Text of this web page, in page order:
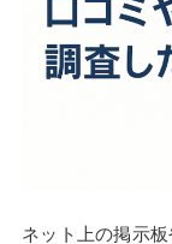
ネット上の掲示